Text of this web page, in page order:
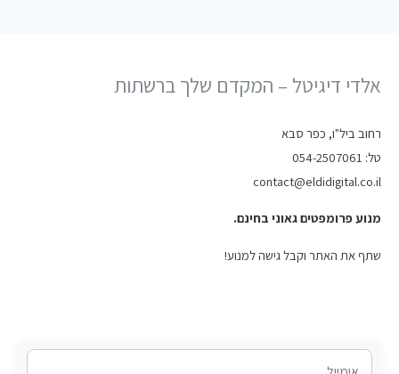
אלדי דיגיטל – המקדם שלך ברשתות
רחוב ביל"ו, כפר סבא
טל: 054-2507061
contact@eldidigital.co.il
מנוע פרומפטים גאוני בחינם.
שתף את האתר וקבל גישה למנוע!